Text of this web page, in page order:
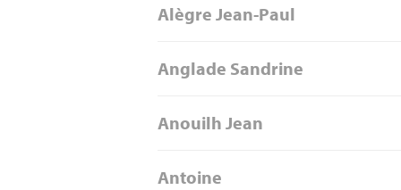
Alègre Jean-Paul
Anglade Sandrine
Anouilh Jean
Antoine